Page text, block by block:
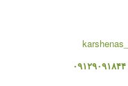
۰۹۱۲۹۰۹۱۸۴۴